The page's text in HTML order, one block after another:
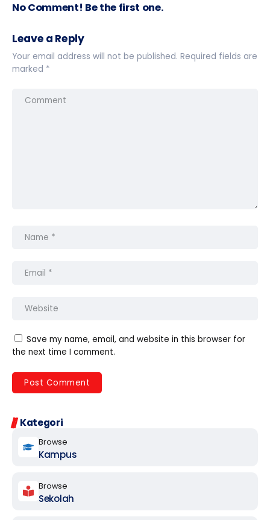
No Comment! Be the first one.
Leave a Reply
Your email address will not be published. Required fields are
marked *
Save my name, email, and website in this browser for
the next time I comment.
Kategori
Browse
Kampus
Browse
Sekolah